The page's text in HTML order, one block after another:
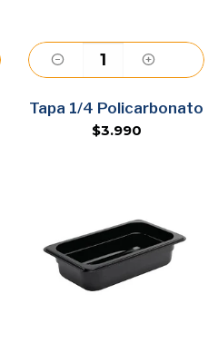
Agregar
Tapa 1/4 Policarbonato
$3.990